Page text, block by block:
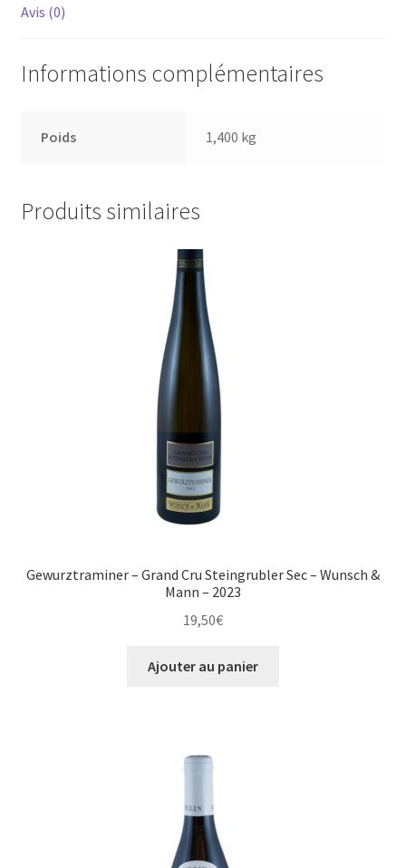
Avis (0)
Informations complémentaires
Poids 1,400 kg
Produits similaires
Gewurztraminer – Grand Cru Steingrubler Sec – Wunsch &
Mann – 2023
19,50€
Ajouter au panier